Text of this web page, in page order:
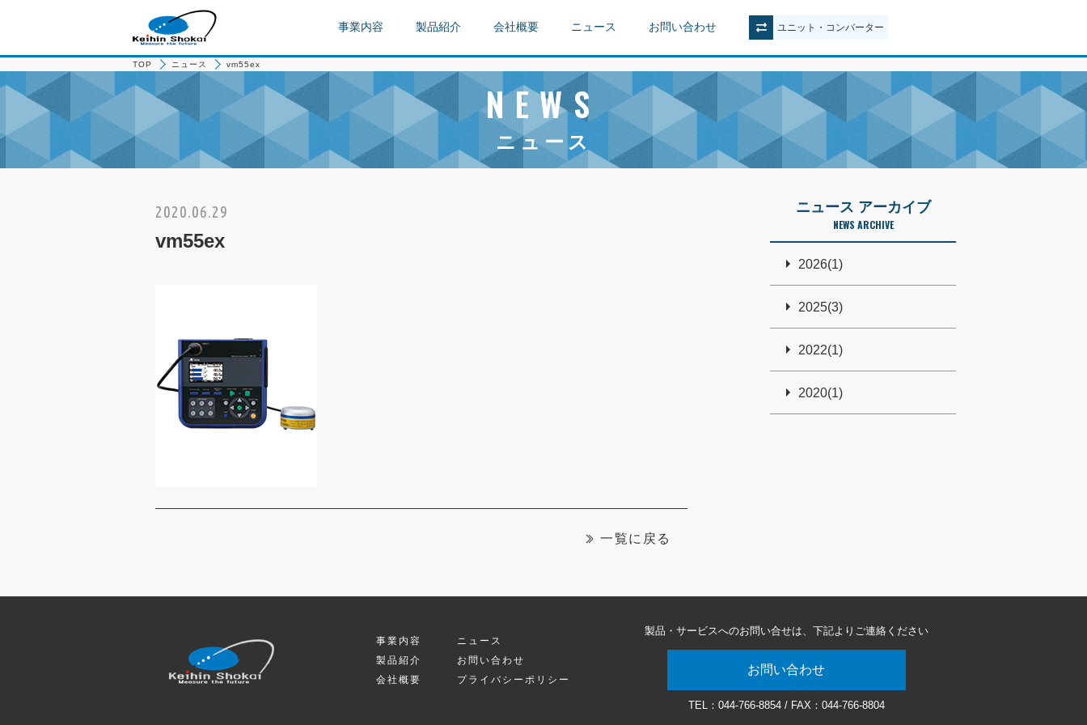
事業内容 製品紹介 会社概要 ニュース お問い合わせ ユニット ・ コンバーター
TOP ニュース vm55ex
NEWS
ニュース
2020.06.29
vm55ex
一覧に戻る
ニュース アーカイブ
NEWS ARCHIVE
2026(1)
2025(3)
2022(1)
2020(1)
事業内容
ニュース
製品紹介
お問い合わせ
会社概要
プライバシーポリシー
製品・サービスへのお問い合せは、 下記よりご連絡ください
お問い合わせ
TEL： 044-766-8854/ FAX：044-766-8804